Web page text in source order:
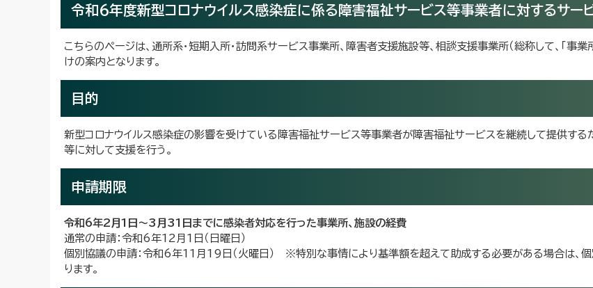
令和6年度新型コロナウイルス感染症に係る障害福祉サービス等事業者に対するサー
こちらのページは、通所系・短期入所・訪問系サービス事業所、障害者支援施設等、相談支援事業所（総称して、「事業所
けの案内となります。
目的
新型コロナウイルス感染症の影響を受けている障害福祉サービス等事業者が障害福祉サービスを継続して提供する
等に対して支援を行う。
申請期限
令和6年2月1日～3月31日までに感染者対応を行った事業所、施設の経費
通常の申請：令和6年12月1日（日曜日）
個別協議の申請：令和6年11月19日（火曜日） ※特別な事情により基準額を超えて助成する必要がある場合は、
ります。